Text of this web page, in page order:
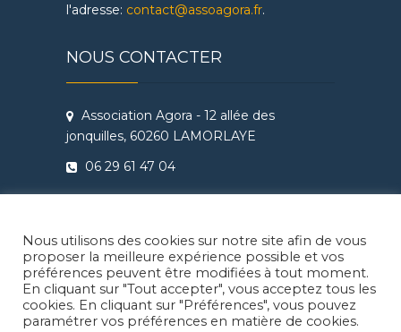
l'adresse: contact@assoagora.fr.
NOUS CONTACTER
Association Agora - 12 allée des
jonquilles, 60260 LAMORLAYE
06 29 61 47 04
Règlement intérieur Agora - Ateliers
Théâtre & Cinéma
Nous utilisons des cookies sur notre site afin de vous
proposer la meilleure expérience possible et vos
préférences peuvent être modifiées à tout moment.
En cliquant sur "Tout accepter", vous acceptez tous les
cookies. En cliquant sur "Préférences", vous pouvez
paramétrer vos préférences en matière de cookies.